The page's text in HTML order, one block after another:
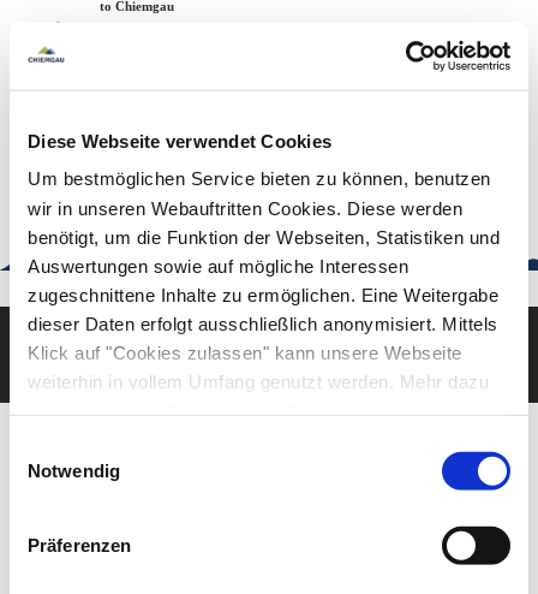
Diese Webseite verwendet Cookies
Um bestmöglichen Service bieten zu können, benutzen
wir in unseren Webauftritten Cookies. Diese werden
benötigt, um die Funktion der Webseiten, Statistiken und
Auswertungen sowie auf mögliche Interessen
zugeschnittene Inhalte zu ermöglichen. Eine Weitergabe
dieser Daten erfolgt ausschließlich anonymisiert. Mittels
Klick auf "Cookies zulassen" kann unsere Webseite
weiterhin in vollem Umfang genutzt werden. Mehr dazu
steht in unserer Datenschutzerklärung.
gelistet.
Notwendig
Präferenzen
Back to the home page
Welcome to Chiemgau
urlaub@chiemgau.bayern
+49 (861) 988 231-20
Good to know
Deutsch English